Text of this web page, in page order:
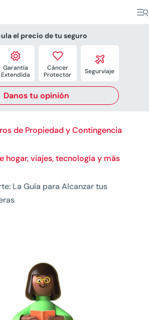
el precio de tu seguro

Garantía
Extendida

Cáncer
Protector

Segurviaje
Danos tu opinión
de Propiedad y Contingencia
hogar, viajes, tecnología y más
La Guía para Alcanzar tus